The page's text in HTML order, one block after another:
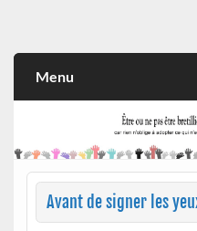
et commerciale
Menu
Avant de signer les